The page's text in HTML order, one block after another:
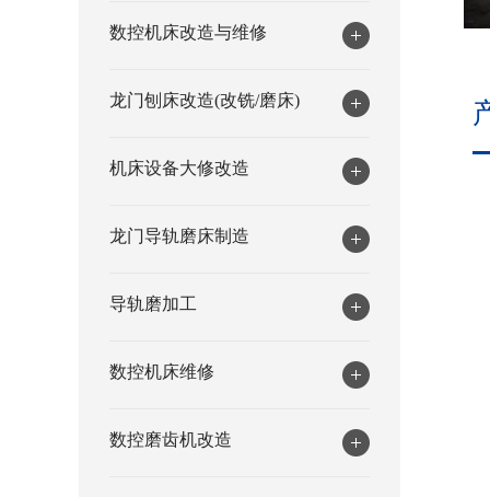
数控机床改造与维修
龙门刨床改造(改铣/磨床)
机床设备大修改造
龙门导轨磨床制造
导轨磨加工
数控机床维修
数控磨齿机改造